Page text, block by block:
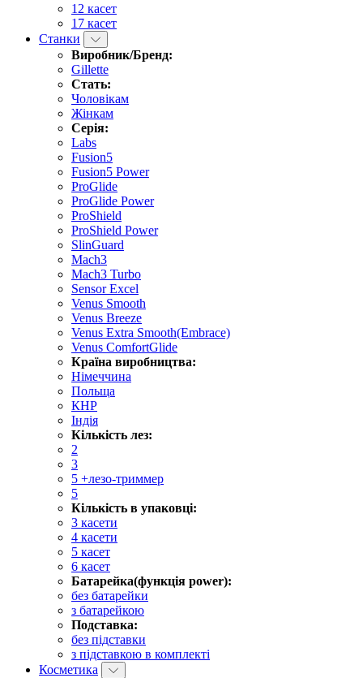
12 касет
17 касет
Станки
Виробник/Бренд:
Gillette
Стать:
Чоловікам
Жінкам
Серія:
Labs
Fusion5
Fusion5 Power
ProGlide
ProGlide Power
ProShield
ProShield Power
SlinGuard
Mach3
Mach3 Turbo
Sensor Excel
Venus Smooth
Venus Breeze
Venus Extra Smooth(Embrace)
Venus ComfortGlide
Країна виробництва:
Німеччина
Польща
КНР
Індія
Кількість лез:
2
3
5 +лезо-триммер
5
Кількість в упаковці:
3 касети
4 касети
5 касет
6 касет
Батарейка(функція power):
без батарейки
з батарейкою
Подставка:
без підставки
з підставкою в комплекті
Косметика